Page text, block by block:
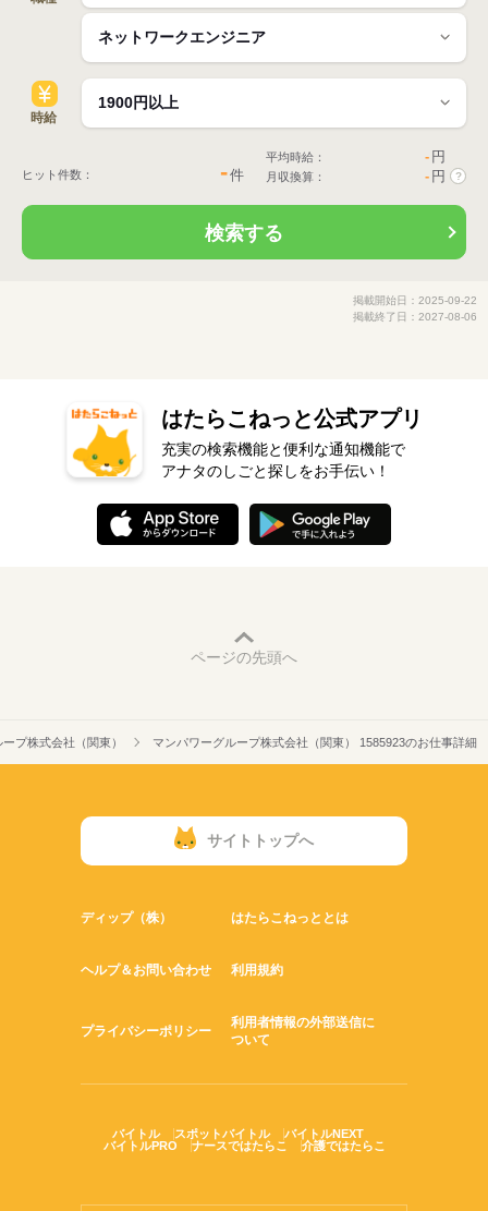
時給
ヒット件数： -件
平均時給： - 円
月収換算： - 円 ?
検索する
掲載開始日：2025-09-22
掲載終了日：2027-08-06
はたらこねっと公式アプリ
充実の検索機能と便利な通知機能で
アナタのしごと探しをお手伝い！
ページの先頭へ
プ株式会社（関東） マンパワーグループ株式会社（関東） 1585923のお仕事詳細
サイトトップへ
ディップ（株） はたらこねっととは
ヘルプ＆お問い合わせ 利用規約
プライバシーポリシー
利用者情報の外部送信に
ついて
バイトル スポットバイトル
バイトルNEXT
バイトルPRO
ナースではたらこ 介護ではたらこ